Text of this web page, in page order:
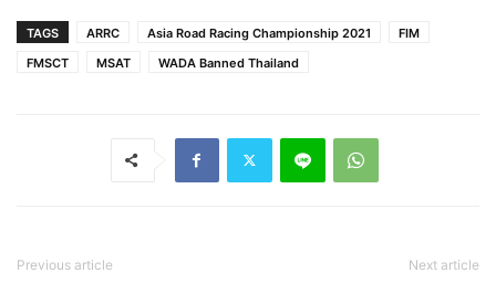
TAGS ARRC Asia Road Racing Championship 2021
FIM
FMSCT
MSAT WADA Banned Thailand
Previous article Next article